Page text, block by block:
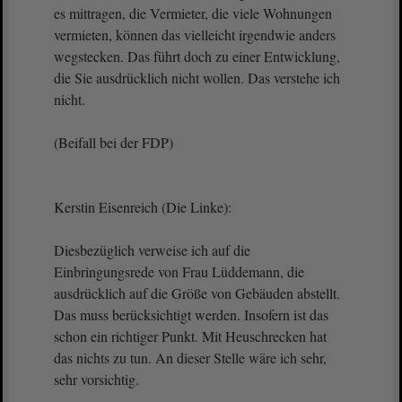
es mittragen, die Vermieter, die viele Wohnungen
vermieten, können das vielleicht irgendwie anders
wegstecken. Das führt doch zu einer Entwicklung,
die Sie ausdrücklich nicht wollen. Das verstehe ich
nicht.
(Beifall bei der FDP)
Kerstin Eisenreich (Die Linke):
Diesbezüglich verweise ich auf die
Einbringungsrede von Frau Lüddemann, die
ausdrücklich auf die Größe von Gebäuden abstellt.
Das muss berücksichtigt werden. Insofern ist das
schon ein richtiger Punkt. Mit Heuschrecken hat
das nichts zu tun. An dieser Stelle wäre ich sehr,
sehr vorsichtig.